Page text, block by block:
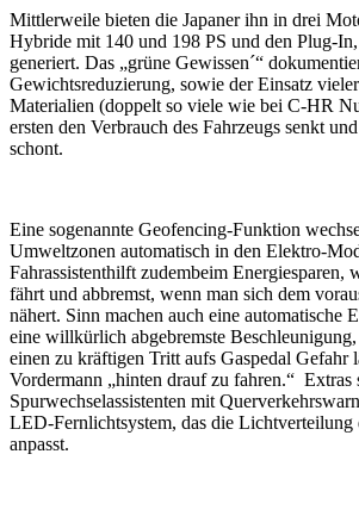
Mittlerweile bieten die Japaner ihn in drei
Hybride mit 140 und 198 PS und den Plug-
generiert. Das „grüne Gewissen´“
Gewichtsreduzierung, sowie der Einsatz
Materialien (doppelt so viele wie bei C-HR
ersten den Verbrauch des Fahrzeugs senkt
schont.
Eine sogenannte Geofencing-Funktion
Umweltzonen automatisch in den Elektro-
Fahrassistenthilft zudembeim Energiesparen,
fährt und abbremst, wenn man sich dem
nähert. Sinn machen auch eine automatische
eine willkürlich abgebremste
einen zu kräftigen Tritt aufs Gaspedal Gefahr
Vordermann „hinten drauf zu fahren.“ Extras
Spurwechselassistenten mit
LED-Fernlichtsystem, das die Lichtverteilung
anpasst.